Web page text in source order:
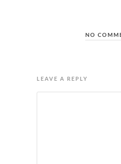
NO
LEAVE A REPLY